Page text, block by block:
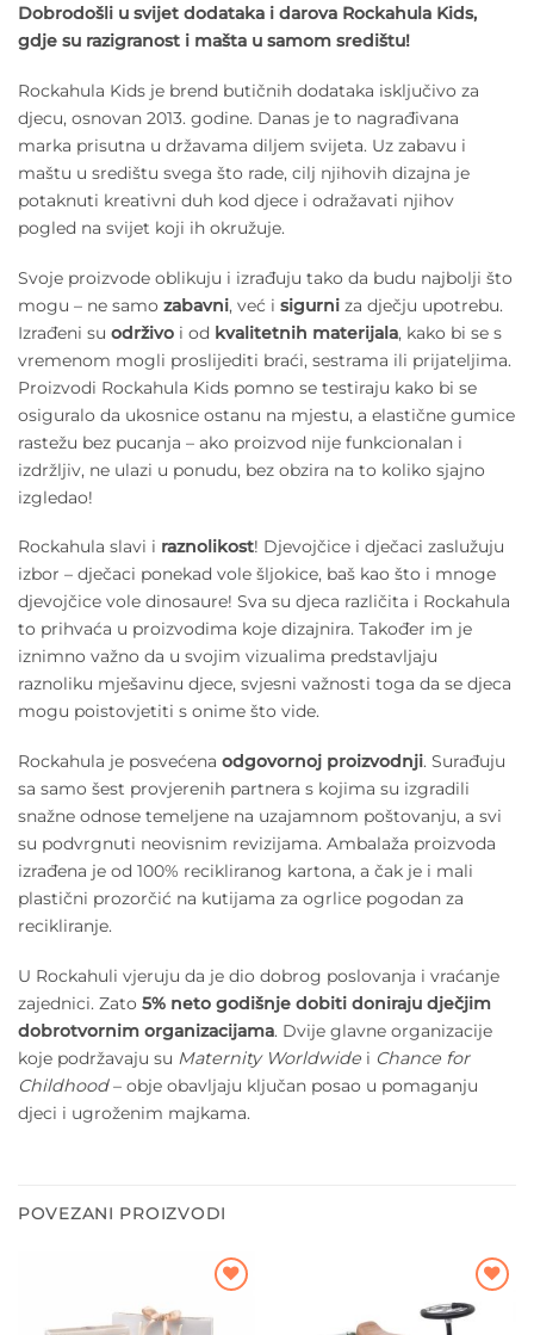
Dobrodošli u svijet dodataka i darova Rockahula Kids,
gdje su razigranost i mašta u samom središtu!
Rockahula Kids je brend butičnih dodataka isključivo za
djecu, osnovan 2013. godine. Danas je to nagrađivana
marka prisutna u državama diljem svijeta. Uz zabavu i
maštu u središtu svega što rade, cilj njihovih dizajna je
potaknuti kreativni duh kod djece i odražavati njihov
pogled na svijet koji ih okružuje.
Svoje proizvode oblikuju i izrađuju tako da budu najbolji što
mogu – ne samo zabavni, već i sigurni za dječju upotrebu.
Izrađeni su održivo i od kvalitetnih materijala, kako bi se s
vremenom mogli proslijediti braći, sestrama ili prijateljima.
Proizvodi Rockahula Kids pomno se testiraju kako bi se
osiguralo da ukosnice ostanu na mjestu, a elastične gumice
rastežu bez pucanja – ako proizvod nije funkcionalan i
izdržljiv, ne ulazi u ponudu, bez obzira na to koliko sjajno
izgledao!
Rockahula slavi i raznolikost! Djevojčice i dječaci zaslužuju
izbor – dječaci ponekad vole šljokice, baš kao što i mnoge
djevojčice vole dinosaure! Sva su djeca različita i Rockahula
to prihvaća u proizvodima koje dizajnira. Također im je
iznimno važno da u svojim vizualima predstavljaju
raznoliku mješavinu djece, svjesni važnosti toga da se djeca
mogu poistovjetiti s onime što vide.
Rockahula je posvećena odgovornoj proizvodnji. Surađuju
sa samo šest provjerenih partnera s kojima su izgradili
snažne odnose temeljene na uzajamnom poštovanju, a svi
su podvrgnuti neovisnim revizijama. Ambalaža proizvoda
izrađena je od 100% recikliranog kartona, a čak je i mali
plastični prozorčić na kutijama za ogrlice pogodan za
recikliranje.
U Rockahuli vjeruju da je dio dobrog poslovanja i vraćanje
zajednici. Zato 5% neto godišnje dobiti doniraju dječjim
dobrotvornim organizacijama. Dvije glavne organizacije
koje podržavaju su Maternity Worldwide i Chance for
Childhood– obje obavljaju ključan posao u pomaganju
djeci i ugroženim majkama.
POVEZANI PROIZVODI
na listu
Dodajte
na listu